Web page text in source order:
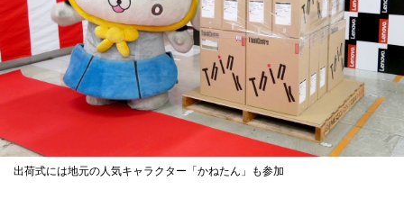
出荷式には地元の人気キャラクター「かねたん」も参加